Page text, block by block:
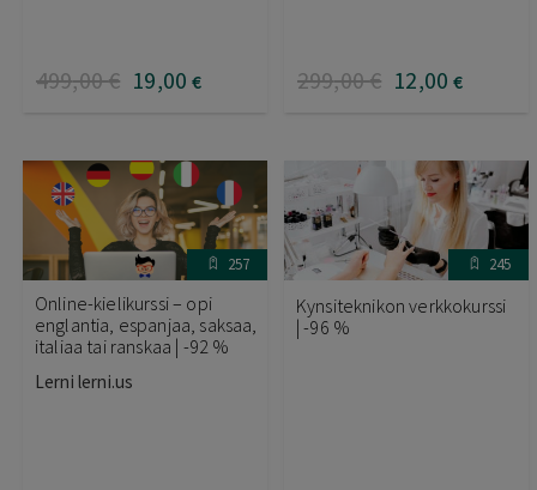
499,00€ 19,00 € 299,00€ 12,00 €
257
Online-kielikurssi – opi
englantia, espanjaa, saksaa,
italiaa tai ranskaa | -92 %
Lerni lerni.us
245
Kynsiteknikon verkkokurssi
| -96 %